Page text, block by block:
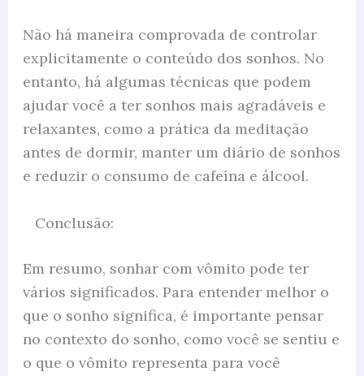
Não há maneira comprovada de controlar
explicitamente o conteúdo dos sonhos. No
entanto, há algumas técnicas que podem
ajudar você a ter sonhos mais agradáveis e
relaxantes, como a prática da meditação
antes de dormir, manter um diário de sonhos
e reduzir o consumo de cafeína e álcool.
Conclusão:
Em resumo, sonhar com vômito pode ter
vários significados. Para entender melhor o
que o sonho significa, é importante pensar
no contexto do sonho, como você se sentiu e
o que o vômito representa para você